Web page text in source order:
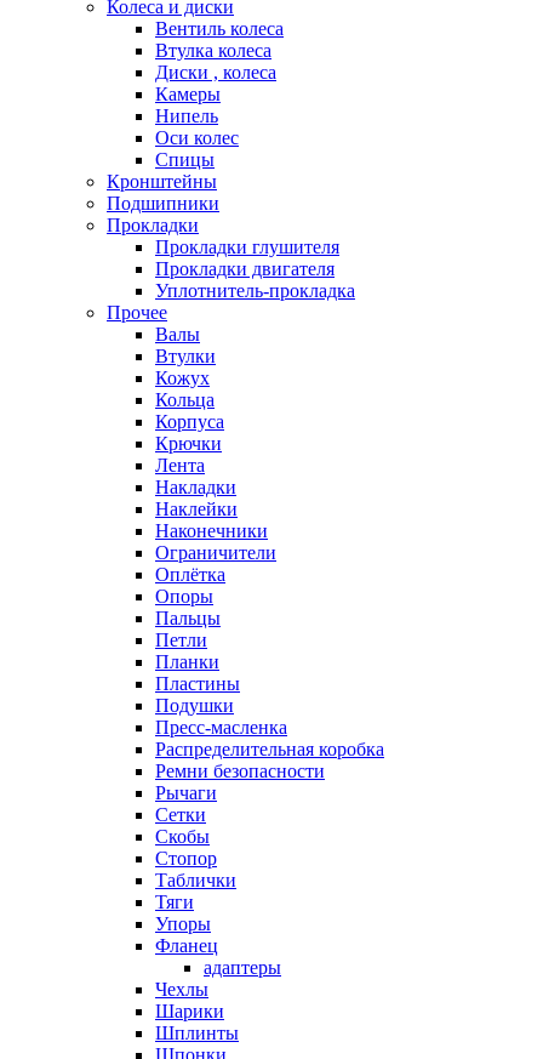
Колеса и диски
Вентиль колеса
Втулка колеса
Диски , колеса
Камеры
Нипель
Оси колес
Спицы
Кронштейны
Подшипники
Прокладки
Прокладки глушителя
Прокладки двигателя
Уплотнитель-прокладка
Прочее
Валы
Втулки
Кожух
Кольца
Корпуса
Крючки
Лента
Накладки
Наклейки
Наконечники
Ограничители
Оплётка
Опоры
Пальцы
Петли
Планки
Пластины
Подушки
Пресс-масленка
Распределительная коробка
Ремни безопасности
Рычаги
Сетки
Скобы
Стопор
Таблички
Тяги
Упоры
Фланец
адаптеры
Чехлы
Шарики
Шплинты
Шпонки